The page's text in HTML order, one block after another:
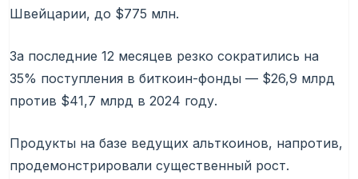
Швейцарии, до $775 млн.
За последние 12 месяцев резко сократились на
35% поступления в биткоин-фонды — $26,9 млрд
против $41,7 млрд в 2024 году.
Продукты на базе ведущих альткоинов, напротив,
продемонстрировали существенный рост.